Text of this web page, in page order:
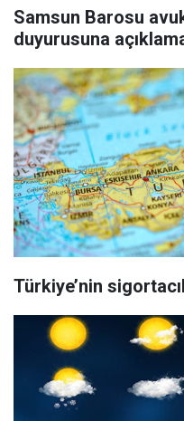
Samsun Barosu
duyurusuna
Türkiye’nin